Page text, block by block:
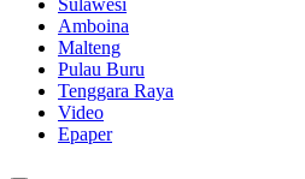
Sulawesi
Amboina
Malteng
Pulau Buru
Tenggara Raya
Video
Epaper